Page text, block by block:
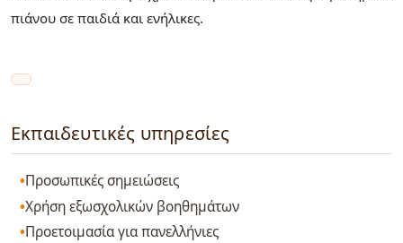
πιάνου σε παιδιά και ενήλικες.
Εκπαιδευτικές υπηρεσίες
Προσωπικές σημειώσεις
Χρήση εξωσχολικών βοηθημάτων
Προετοιμασία για πανελλήνιες